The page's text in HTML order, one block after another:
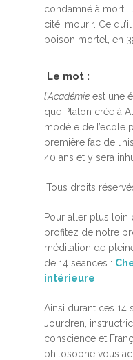
condamné à mort,
cité, mourir. Ce
poison mortel, en
Le mot :
l’Académie est une
que Platon crée à
modèle de l’école
première fac de
40 ans et y sera
Tous droits
Pour aller plus loin
profitez de notre
méditation de
de 14 séances :
intérieure
Ainsi durant ces 14
Jourdren,
conscience et
philosophe vous